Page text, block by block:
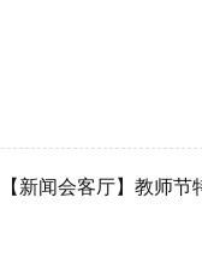
【新闻会客厅】教师